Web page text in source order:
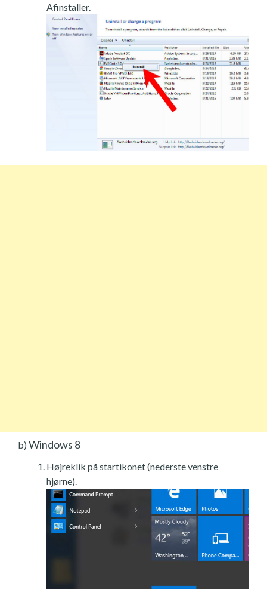
Afinstaller.
b) Windows 8
Højreklik på startikonet (nederste venstre
hjørne).